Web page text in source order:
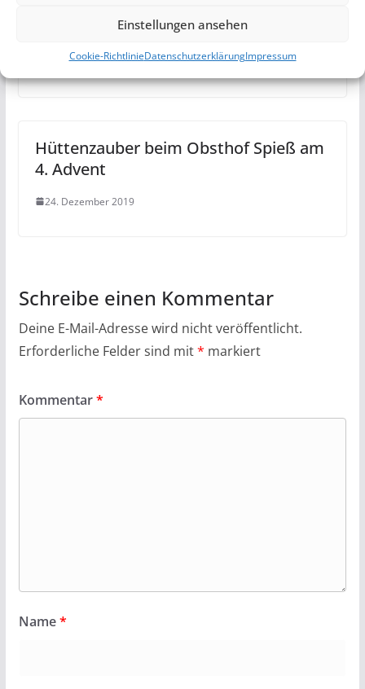
Einstellungen ansehen
Cookie-RichtlinieDatenschutzerklärungImpressum
1. Januar 2020
Hüttenzauber beim Obsthof Spieß am
4. Advent
24. Dezember 2019
Schreibe einen Kommentar
Deine E-Mail-Adresse wird nicht veröffentlicht.
Erforderliche Felder sind mit* markiert
Kommentar*
Name*